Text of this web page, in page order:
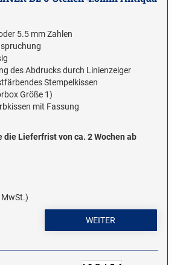
5.5 mm Zahlen
des Abdrucks durch Linienzeiger
Stempelkissen
Größe 1)
mit Fassung
die Lieferfrist von ca. 2 Wochen ab